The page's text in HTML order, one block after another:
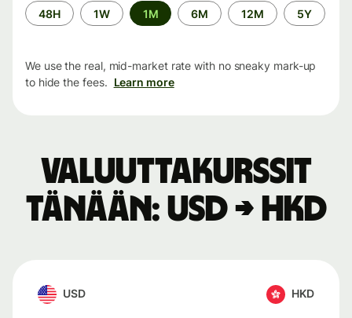
Time
period
48H 1W 1M 6M 12M 5Y
We use the real, mid-market rate with no sneaky mark-up
to hide the fees. Learn more
Valuuttakurssit
tänään: USD → HKD
USD HKD